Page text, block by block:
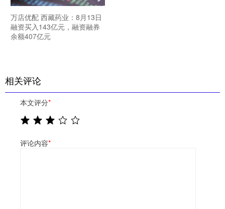
万店优配 西藏药业：8月13日
融资买入143亿元，融资融券
余额407亿元
相关评论
本文评分*
评论内容*